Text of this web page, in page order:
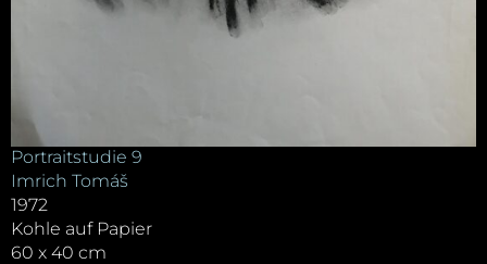
Portraitstudie 9
Imrich Tomáš
1972
Kohle auf Papier
60 x 40 cm